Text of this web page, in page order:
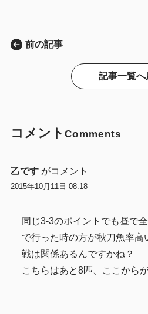
前の記事
記事一覧へ
コメント Comments
乙です がコメント
2015年10月11日 08:18
同じ3-3のポイントでも昼で
で行った時の方が秋刀魚率高
戦は関係あるんですかね？
こちらはあと8匹、ここから